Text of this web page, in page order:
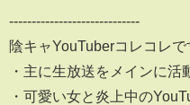
-----------------------------
陰キャYouTuberコレコレで
・主に生放送をメインに活
・可愛い女と炎上中の